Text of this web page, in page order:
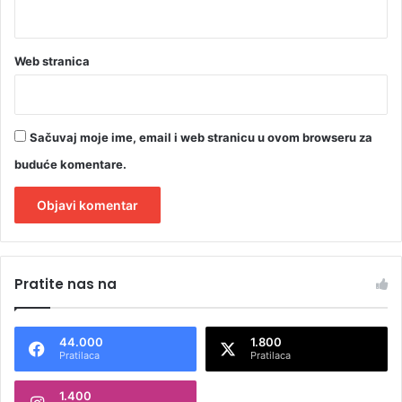
Web stranica
Sačuvaj moje ime, email i web stranicu u ovom browseru za
buduće komentare.
t
n
Pratite nas na
44.000
Pratilaca
1.800
Pratilaca
1.400